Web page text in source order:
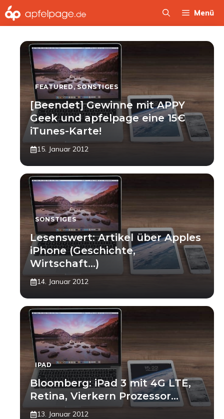
Zum
Inhalt
Menü
FEATURED,SONSTIGES
[Beendet] Gewinne mit APPY
Geek und apfelpage eine 15€
iTunes-Karte!
15. Januar 2012
SONSTIGES
Lesenswert: Artikel über Apples
iPhone (Geschichte,
Wirtschaft…)
14. Januar 2012
IPAD
Bloomberg: iPad 3 mit 4G LTE,
Retina, Vierkern Prozessor…
13. Januar 2012